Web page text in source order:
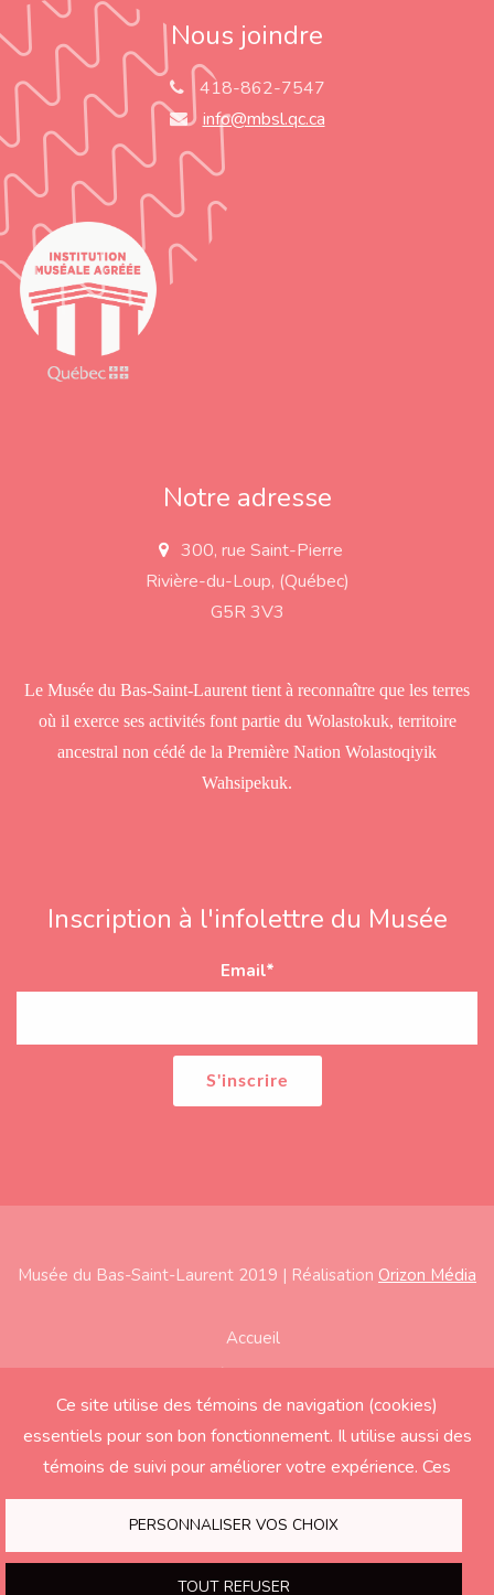
Nous joindre
418-862-7547
info@mbsl.qc.ca
Notre adresse
a
d
300, rue Saint-Pierre
Rivière-du-Loup, (Québec)
G5R 3V3
Le Musée du Bas-Saint-Laurent tient à reconnaître que les terres
où il exerce ses activités font partie du Wolastokuk, territoire
ancestral non cédé de la Première Nation Wolastoqiyik
Wahsipekuk.
Inscription à l'infolettre du Musée
Email*
Musée du Bas-Saint-Laurent 2019 | Réalisation Orizon Média
Ce site utilise des témoins de navigation (cookies)
essentiels pour son bon fonctionnement. Il utilise aussi des
témoins de suivi pour améliorer votre expérience. Ces
derniers seront activés seulement si vous acceptez.
PERSONNALISER VOS CHOIX
TOUT REFUSER
Accueil
Éducation
Soutenir le Musée